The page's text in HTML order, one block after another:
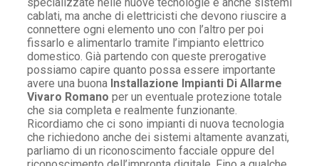
cablati, ma anche di elettricisti che devono riuscire a
connettere ogni elemento uno con l’altro per poi
fissarlo e alimentarlo tramite l’impianto elettrico
domestico. Già partendo con queste prerogative
possiamo capire quanto possa essere importante
avere una buona Installazione Impianti Di Allarme
Vivaro Romano per un eventuale protezione totale
che sia completa e realmente funzionante.
Ricordiamo che ci sono impianti di nuova tecnologia
che richiedono anche dei sistemi altamente avanzati,
parliamo di un riconoscimento facciale oppure del